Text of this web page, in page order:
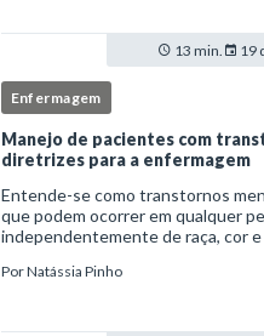
13 min. 19
Enfermagem
Manejo de pacientes com
diretrizes para a enfermagem
Entende-se como transtornos
que podem ocorrer em qualquer
independentemente de raça, cor
do indivíduo.Por isso, os
PorNatássia Pinho